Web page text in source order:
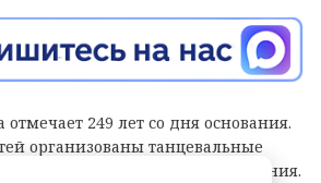
отмечает 249 лет со дня основания.
организованы танцевальные
духовых оркестров и угощения.